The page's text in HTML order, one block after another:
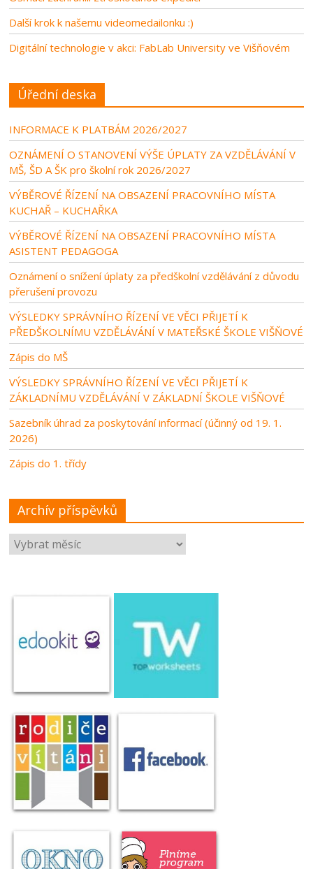
Další krok k našemu videomedailonku :)
Digitální technologie v akci: FabLab University ve Višňovém
Úřední deska
INFORMACE K PLATBÁM 2026/2027
OZNÁMENÍ O STANOVENÍ VÝŠE ÚPLATY ZA VZDĚLÁVÁNÍ V
MŠ, ŠD A ŠK pro školní rok 2026/2027
VÝBĚROVÉ ŘÍZENÍ NA OBSAZENÍ PRACOVNÍHO MÍSTA
KUCHAŘ – KUCHAŘKA
VÝBĚROVÉ ŘÍZENÍ NA OBSAZENÍ PRACOVNÍHO MÍSTA
ASISTENT PEDAGOGA
Oznámení o snížení úplaty za předškolní vzdělávání z důvodu
přerušení provozu
VÝSLEDKY SPRÁVNÍHO ŘÍZENÍ VE VĚCI PŘIJETÍ K
PŘEDŠKOLNÍMU VZDĚLÁVÁNÍ V MATEŘSKÉ ŠKOLE VIŠŇOVÉ
Zápis do MŠ
VÝSLEDKY SPRÁVNÍHO ŘÍZENÍ VE VĚCI PŘIJETÍ K
ZÁKLADNÍMU VZDĚLÁVÁNÍ V ZÁKLADNÍ ŠKOLE VIŠŇOVÉ
Sazebník úhrad za poskytování informací (účinný od 19. 1.
2026)
Zápis do 1. třídy
Archív příspěvků